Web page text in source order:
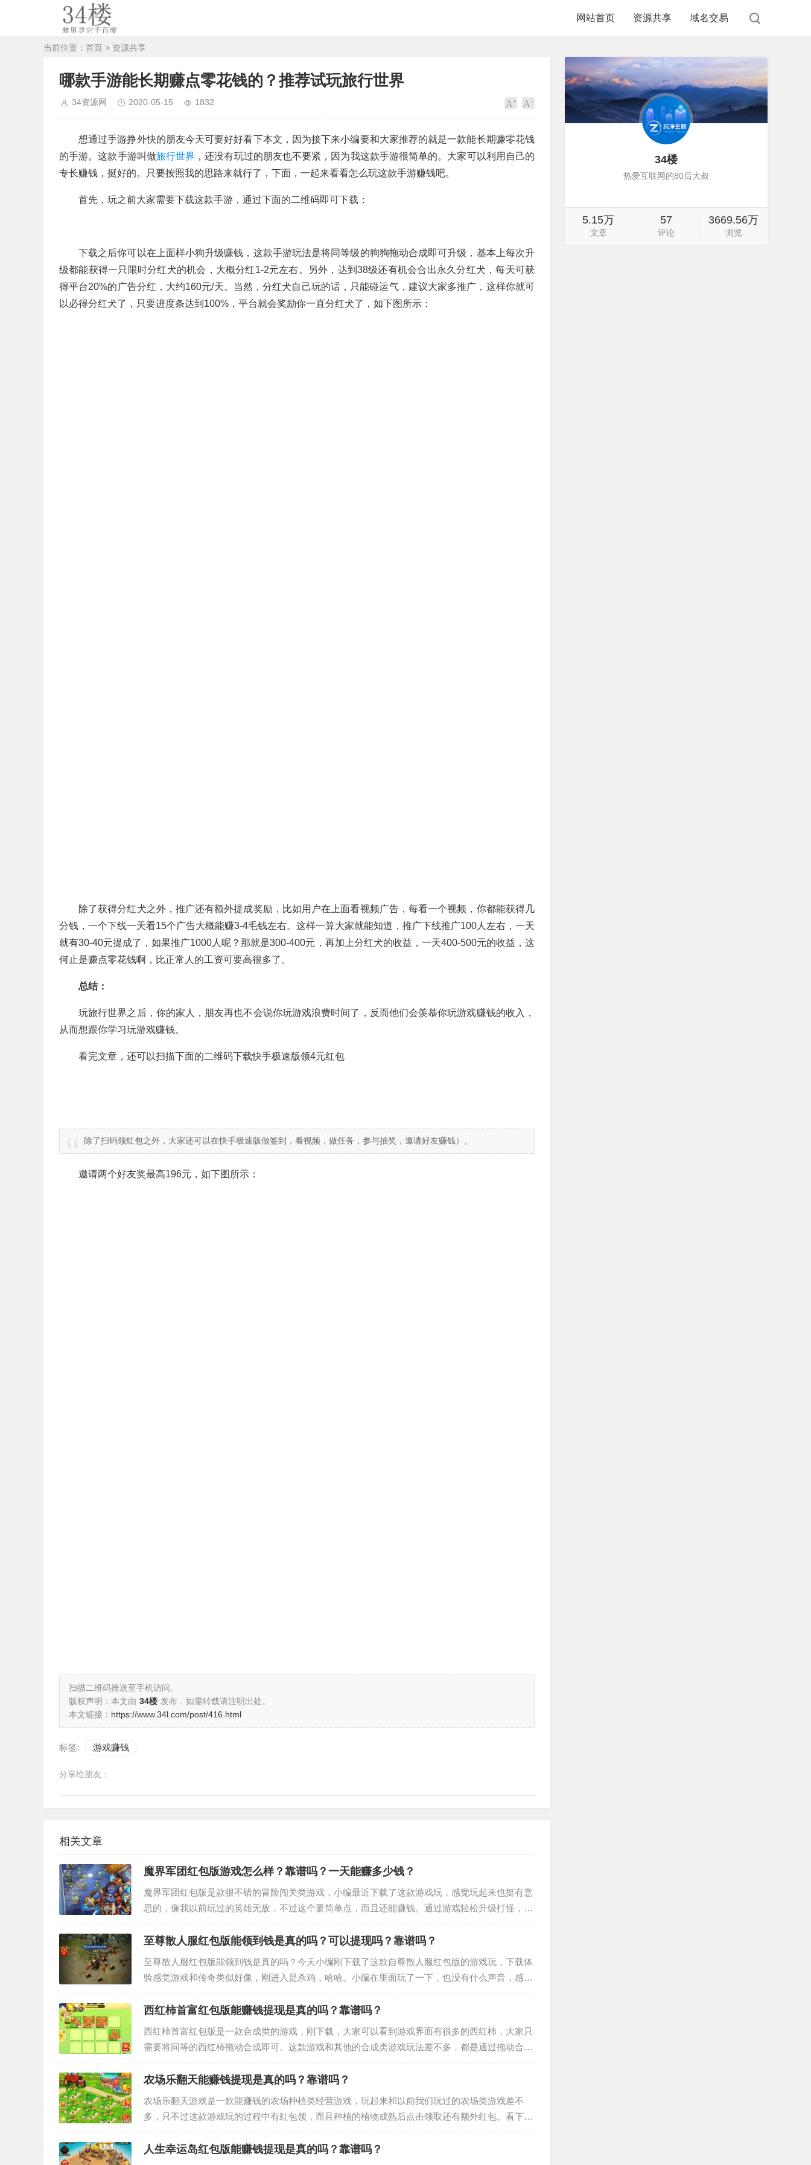
网站首页 资源共享 域名交易
当前位置： 首页 > 资源共享
哪款手游能长期赚点零花钱的？推荐试玩旅行世界
34资源网 2020-05-15 1832
想通过手游挣外快的朋友今天可要好好看下本文，因为接下来小编要和大家推荐的就是一款能长期赚零花钱
的手游。这款手游叫做旅行世界 ，还没有玩过的朋友也不要紧，因为我这款手游很简单的。大家可以利用自己的
专长赚钱，挺好的。只要按照我的思路来就行了，下面，一起来看看怎么玩这款手游赚钱吧。
首先，玩之前大家需要下载这款手游，通过下面的二维码即可下载：
下载之后你可以在上面样小狗升级赚钱，这款手游玩法是将同等级的狗狗拖动合成即可升级，基本上每次升
级都能获得一只限时分红犬的机会，大概分红1-2元左右。另外，达到38级还有机会合出永久分红犬，每天可获
得平台20%的广告分红，大约160元/天。当然，分红犬自己玩的话，只能碰运气，建议大家多推广，这样你就可
以必得分红犬了，只要进度条达到100%，平台就会奖励你一直分红犬了，如下图所示：
除了获得分红犬之外，推广还有额外提成奖励，比如用户在上面看视频广告，每看一个视频，你都能获得几
分钱，一个下线一天看15个广告大概能赚3-4毛钱左右。这样一算大家就能知道，推广下线推广100人左右，一天
就有30-40元提成了，如果推广1000人呢？那就是300-400元，再加上分红犬的收益，一天400-500元的收益，这
何止是赚点零花钱啊，比正常人的工资可要高很多了。
总结：
玩旅行世界之后，你的家人，朋友再也不会说你玩游戏浪费时间了，反而他们会羡慕你玩游戏赚钱的收入，
从而想跟你学习玩游戏赚钱。
看完文章，还可以扫描下面的二维码下载快手极速版领4元红包
除了扫码领红包之外，大家还可以在快手极速版做签到，看视频，做任务，参与抽奖，邀请好友赚钱）。
邀请两个好友奖最高196元，如下图所示：
扫描二维码推送至手机访问。
版权声明：本文由 34楼 发布，如需转载请注明出处。
本文链接： https://www.34l.com/post/416.html
标签: 游戏赚钱
分享给朋友：
相关文章
魔界军团红包版游戏怎么样？靠谱吗？一天能赚多少钱？
魔界军团红包版是款很不错的冒险闯关类游戏，小编最近下载了这款游戏玩，感觉玩起来也挺有意
思的，像我以前玩过的英雄无敌，不过这个要简单点，而且还能赚钱。通过游戏轻松升级打怪，挂
机等方式赚钱，当你赚到钱之后就可以提现了。没有什么广告，不过平台盈利…
至尊散人服红包版能领到钱是真的吗？可以提现吗？靠谱吗？
至尊散人服红包版能领到钱是真的吗？今天小编刚下载了这款自尊散人服红包版的游戏玩，下载体
验感觉游戏和传奇类似好像，刚进入是杀鸡，哈哈。小编在里面玩了一下，也没有什么声音，感觉
体验起来有点不好。 当然，我们…
西红柿首富红包版能赚钱提现是真的吗？靠谱吗？
西红柿首富红包版是一款合成类的游戏，刚下载，大家可以看到游戏界面有很多的西红柿，大家只
需要将同等的西红柿拖动合成即可。这款游戏和其他的合成类游戏玩法差不多，都是通过拖动合成
升级的，看下图是这款游戏的界面：…
农场乐翻天能赚钱提现是真的吗？靠谱吗？
农场乐翻天游戏是一款能赚钱的农场种植类经营游戏，玩起来和以前我们玩过的农场类游戏差不
多，只不过这款游戏玩的过程中有红包领，而且种植的植物成熟后点击领取还有额外红包。看下图
所示是游戏界面： 很多人问农场乐…
人生幸运岛红包版能赚钱提现是真的吗？靠谱吗？
34楼
热爱互联网的80后大叔
5.15万
文章
57
评论
3669.56万
浏览